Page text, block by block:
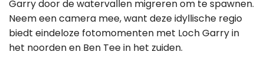
Garry door de watervallen migreren om te spawnen.
Neem een camera mee, want deze idyllische regio
biedt eindeloze fotomomenten met Loch Garry in
het noorden en Ben Tee in het zuiden.